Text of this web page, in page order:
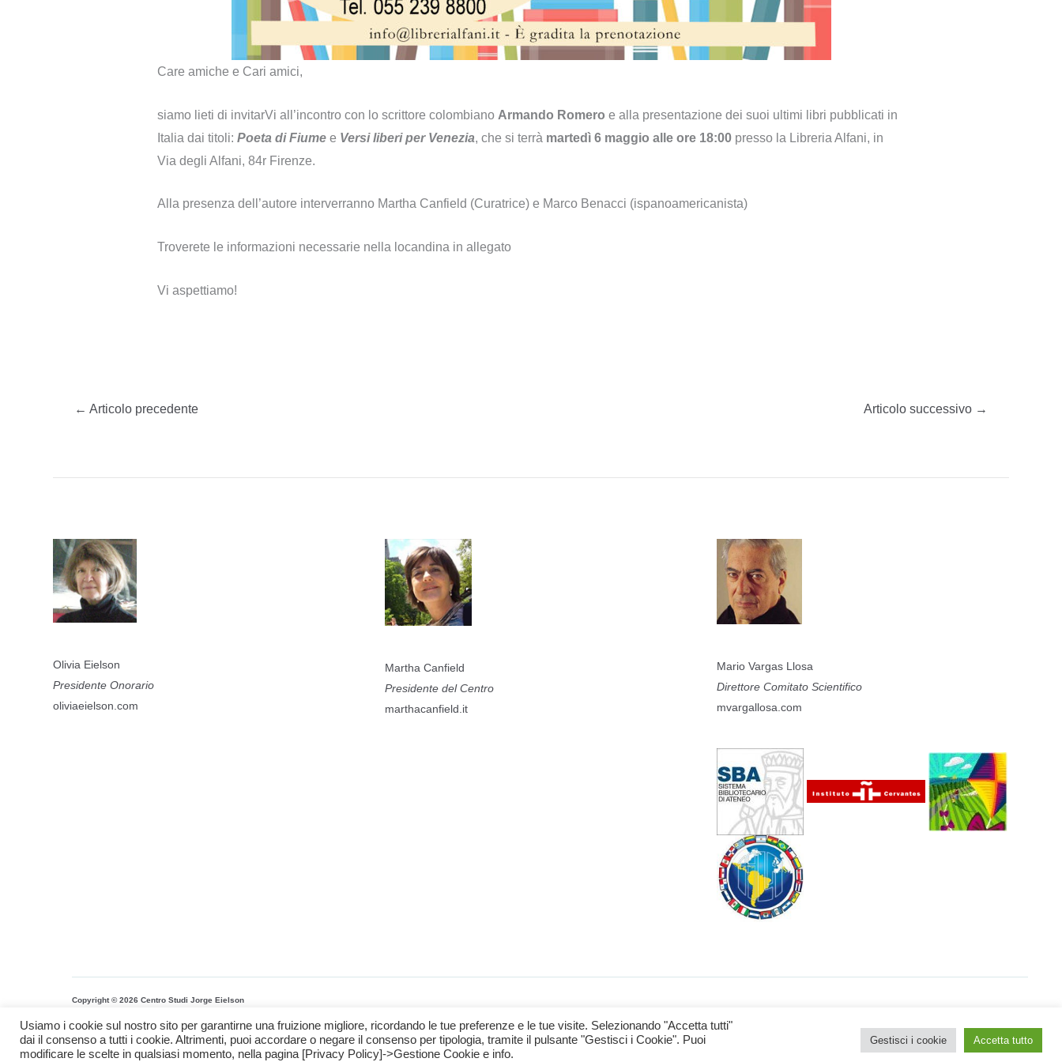
Care amiche e Cari amici,
siamo lieti di invitarVi all’incontro con lo scrittore colombiano Armando Romero e alla presentazione dei suoi ultimi libri pubblicati in
Italia dai titoli: Poeta di Fiume e Versi liberi per Venezia, che si terrà martedì 6 maggio alle ore 18:00presso la Libreria Alfani, in
Via degli Alfani, 84r Firenze.
Alla presenza dell’autore interverranno Martha Canfield (Curatrice) e Marco Benacci (ispanoamericanista)
Troverete le informazioni necessarie nella locandina in allegato
Vi aspettiamo!
← Articolo precedente Articolo successivo →
Olivia Eielson
Presidente Onorario
oliviaeielson.com
Martha Canfield
Presidente del Centro
marthacanfield.it
Mario Vargas Llosa
Direttore Comitato Scientifico
mvargallosa.com
Copyright © 2026 Centro Studi Jorge Eielson
Powered by Giovanni Volante su tema Astra https://wpastra.com/
Usiamo i cookie sul nostro sito per garantirne una fruizione migliore, ricordando le tue preferenze e le tue visite. Selezionando "Accetta tutti"
dai il consenso a tutti i cookie. Altrimenti, puoi accordare o negare il consenso per tipologia, tramite il pulsante "Gestisci i Cookie". Puoi
modificare le scelte in qualsiasi momento, nella pagina [Privacy Policy]->Gestione Cookie e info.
Gestisci i cookie Accetta tutto